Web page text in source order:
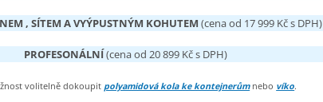
, SÍTEM A VYÝPUSTNÝM KOHUTEM (cena od 17 999 Kč s DPH)
PROFESONÁLNÍ(cena od 20 899 Kč s DPH)
volitelně dokoupit polyamidová kola ke kontejnerůmnebo víko.